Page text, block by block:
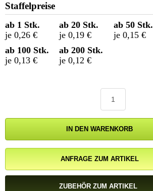
Staffelpreise
ab 1 Stk.
je 0,26 €
ab 20 Stk.
je 0,19 €
ab 50 Stk.
je 0,15 €
ab 100 Stk.
je 0,13 €
ab 200 Stk.
je 0,12 €
IN DEN WARENKORB
ANFRAGE ZUM ARTIKEL
ZUBEHÖR ZUM ARTIKEL